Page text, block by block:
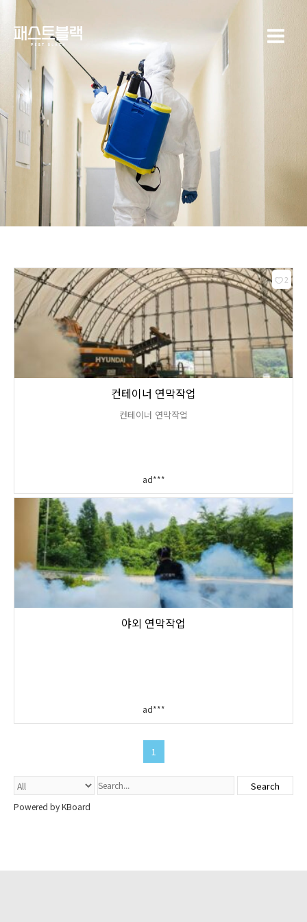
콘텐츠로
건너뛰기
Main
Menu
컨테이너 연막작업
컨테이너 연막작업
ad***
2
야외 연막작업
ad***
1
Search
Powered by KBoard